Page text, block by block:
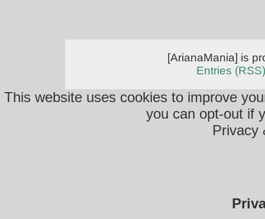
[ArianaMania] is
Entries (RSS)
This website uses cookies to improve
you can opt-out if
Privacy